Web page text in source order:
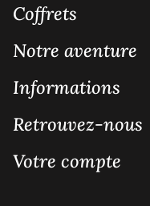
Coffrets
Notre aventure
Informations
Retrouvez-nous
Votre compte